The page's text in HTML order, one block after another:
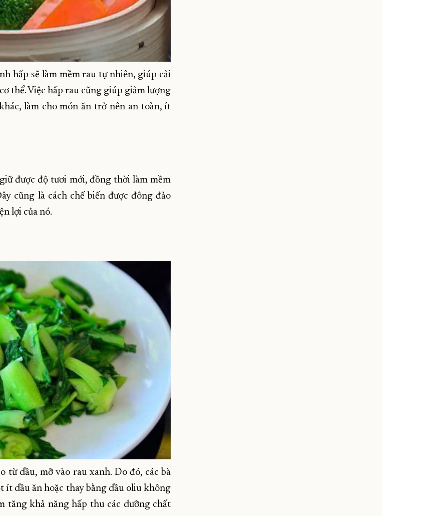
hấp sẽ làm mềm rau tự nhiên, giúp cải
thể. Việc hấp rau cũng giúp giảm lượng
làm cho món ăn trở nên an toàn, ít
được độ tươi mới, đồng thời làm mềm
cũng là cách chế biến được đông đảo
lợi của nó.
từ dầu, mỡ vào rau xanh. Do đó, các bà
dầu ăn hoặc thay bằng dầu oliu không
tăng khả năng hấp thu các dưỡng chất